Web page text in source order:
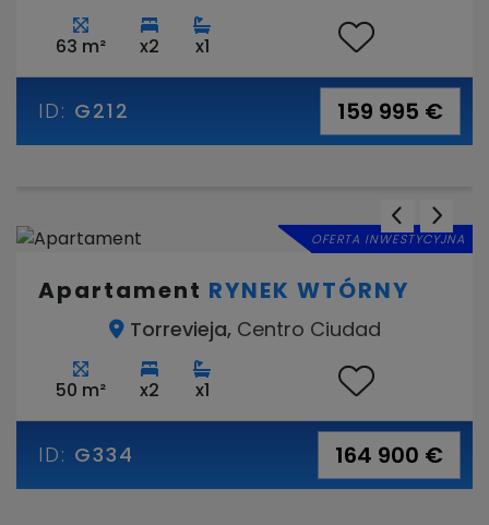
63 m² x2 x1
ID: G212 159 995 €
OFERTA INWESTYCYJNA
Apartament RYNEK WTÓRNY
Torrevieja, Centro Ciudad
50 m² x2 x1
ID: G334 164 900 €